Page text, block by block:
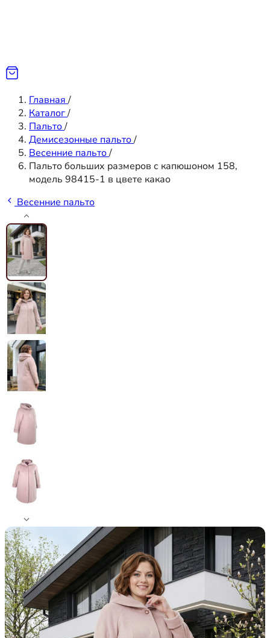
Главная /
Каталог/
Пальто/
Демисезонные пальто/
Весенние пальто/
Пальто больших размеров с капюшоном 158,
модель 98415-1 в цвете какао
Весенние пальто